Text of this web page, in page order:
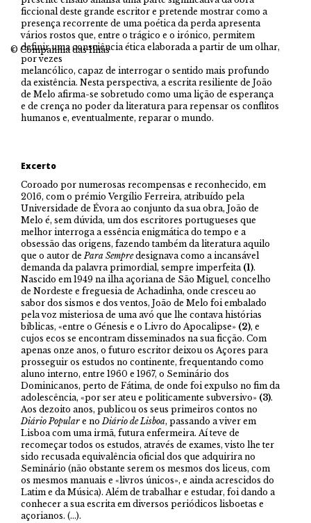
ficcional deste grande escritor e pretende mostrar como a
presença recorrente de uma poética da perda apresenta
vários rostos que, entre o trágico e o irónico, permitem
definir uma consciência ética elaborada a partir de um olhar,
por vezes
melancólico, capaz de interrogar o sentido mais profundo
da existência. Nesta perspectiva, a escrita resiliente de João
de Melo afirma-se sobretudo como uma lição de esperança
e de crença no poder da literatura para repensar os conflitos
humanos e, eventualmente, reparar o mundo.
Excerto
Coroado por numerosas recompensas e reconhecido, em
2016, com o prémio Vergílio Ferreira, atribuído pela
Universidade de Évora ao conjunto da sua obra, João de
Melo é, sem dúvida, um dos escritores portugueses que
melhor interroga a essência enigmática do tempo e a
obsessão das origens, fazendo também da literatura aquilo
que o autor dePara Sempredesignava como a incansável
demanda da palavra primordial, sempre imperfeita (1).
Nascido em 1949 na ilha açoriana de São Miguel, concelho
de Nordeste e freguesia de Achadinha, onde cresceu ao
sabor dos sismos e dos ventos, João de Melo foi embalado
pela voz misteriosa de uma avó que lhe contava histórias
bíblicas, «entre o Génesis e o Livro do Apocalipse» (2), e
cujos ecos se encontram disseminados na sua ficção. Com
apenas onze anos, o futuro escritor deixou os Açores para
prosseguir os estudos no continente, frequentando como
aluno interno, entre 1960 e 1967, o Seminário dos
Dominicanos, perto de Fátima, de onde foi expulso no fim da
adolescência, «por ser ateu e politicamente subversivo» (3).
Aos dezoito anos, publicou os seus primeiros contos no
Diário Popular e noDiário de Lisboa, passando a viver em
Lisboa com uma irmã, futura enfermeira. Aí teve de
recomeçar todos os estudos, através de exames, visto lhe ter
sido recusada equivalência oficial dos que adquirira no
Seminário (não obstante serem os mesmos dos liceus, com
os mesmos manuais e «livros únicos», e ainda acrescidos do
Latim e da Música). Além de trabalhar e estudar, foi dando a
conhecer a sua escrita em diversos periódicos lisboetas e
açorianos. (…).
© Companhia das Ilhas